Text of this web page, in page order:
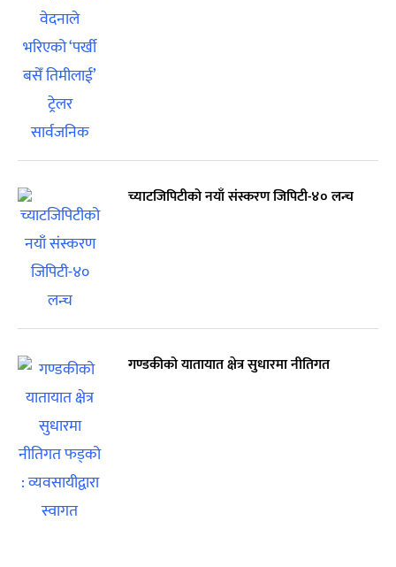
च्याटजिपिटीको नयाँ संस्करण जिपिटी-४० लन्च
गण्डकीको यातायात क्षेत्र सुधारमा नीतिगत